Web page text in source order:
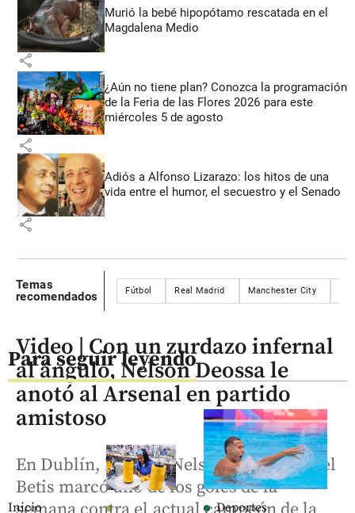
Murió la bebé hipopótamo rescatada en el
Magdalena Medio
share
¿Aún no tiene plan? Conozca la programación
de la Feria de las Flores 2026 para este
miércoles 5 de agosto
share
Adiós a Alfonso Lizarazo: los hitos de una
vida entre el humor, el secuestro y el Senado
share
Temas
recomendados
Fútbol Real Madrid Manchester City
Para seguir leyendo
Inicio Deportes
Video | Con un zurdazo infernal
al ángulo, Nelson Deossa le
anotó al Arsenal en partido
amistoso
En Dublín, Irlanda, Nelson Deossa con el
Betis marcó uno de los goles de la